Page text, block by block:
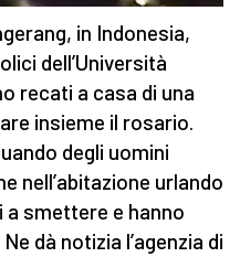
in Indonesia,
dell’Università
recati a casa di una
insieme il rosario.
degli uomini
nell’abitazione urlando
smettere e hanno
dà notizia l’agenzia di